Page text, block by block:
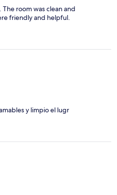
room was clean and
friendly and helpful.
y limpio el lugr